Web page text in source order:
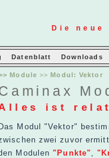
Die neue
Datenblatt Downloads
Module >>Modul: Vektor
ist
Das Modul "Vektor"
zwei zuvor
Modulen"Punkte",